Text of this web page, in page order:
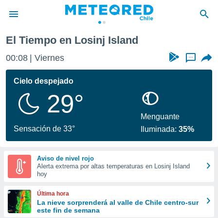
de
por
se
calidad.
a este
las
y
forma
digital
basada
El Tiempo en Losinj Island
00:08 Viernes ...
Cielo despejado
29°
Sensación de 33°
Menguante
Iluminada:35%
Aviso de nivel rojo
Alerta extrema por altas temperaturas en Losinj Island
hoy
Última hora
La nieve sorprenderá al valle de Chile centro-sur
este fin de semana